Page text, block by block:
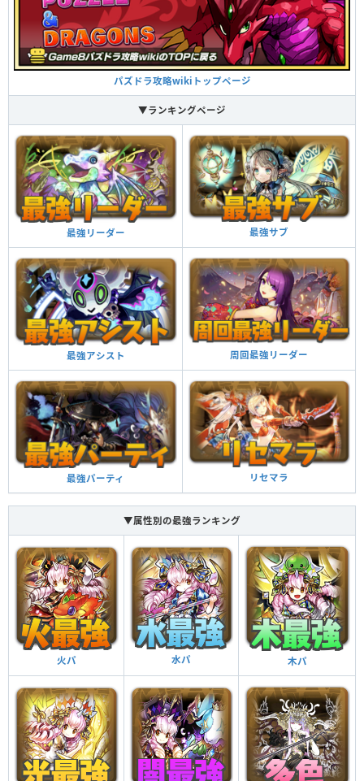
グリーンクレスト ターン数：15→6
1ターンの間、チーム内の木属性1体につき回復力が上昇。7ターンの間、バ
ランスとドラゴンタイプの攻撃力が2.5倍。
覚醒スキル 効果
覚醒アシスト
が付与される
副属性変更・木
ダンジョン潜入中、副属性が木属性に変更される
（ダメージは攻撃力の15％分）
コンボ強化
7コンボ以上で攻撃力が2倍、14コンボ以上で攻撃力
が3倍になる
2体攻撃
自分と同じ属性のドロップを4個消すと攻撃力がアッ
プ（2.2倍）し、敵2体に攻撃をする
木ドロップ強化＋
強化された木ドロップの出現率（40％）とダメージ
がかなりアップする（1.1449倍）
パズドラ攻略wikiトップページ
▼ランキングページ
最強リーダー 最強サブ
最強アシスト 周回最強リーダー
最強パーティ リセマラ
▼属性別の最強ランキング
火パ 水パ 木パ